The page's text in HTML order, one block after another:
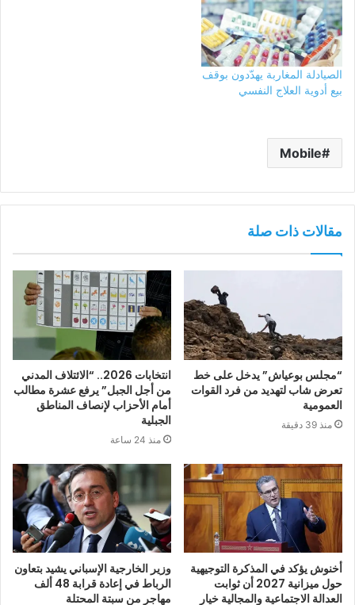
الصيادلة المغاربة يهدّدون بوقف
بيع أدوية العلاج النفسي
Mobile
مقالات ذات صلة
“مجلس بوعياش” يدخل على خط
تعرض شاب لتهديد من فرد القوات
العمومية
منذ 39 دقيقة
انتخابات 2026.. “الائتلاف المدني
من أجل الجبل” يرفع عشرة مطالب
أمام الأحزاب لإنصاف المناطق
الجبلية
منذ 24 ساعة
أخنوش يؤكد في المذكرة التوجيهية
حول ميزانية 2027 أن ثوابت
العدالة الاجتماعية والمجالية خيار
وزير الخارجية الإسباني يشيد بتعاون
الرباط في إعادة قرابة 48 ألف
مهاجر من سبتة المحتلة